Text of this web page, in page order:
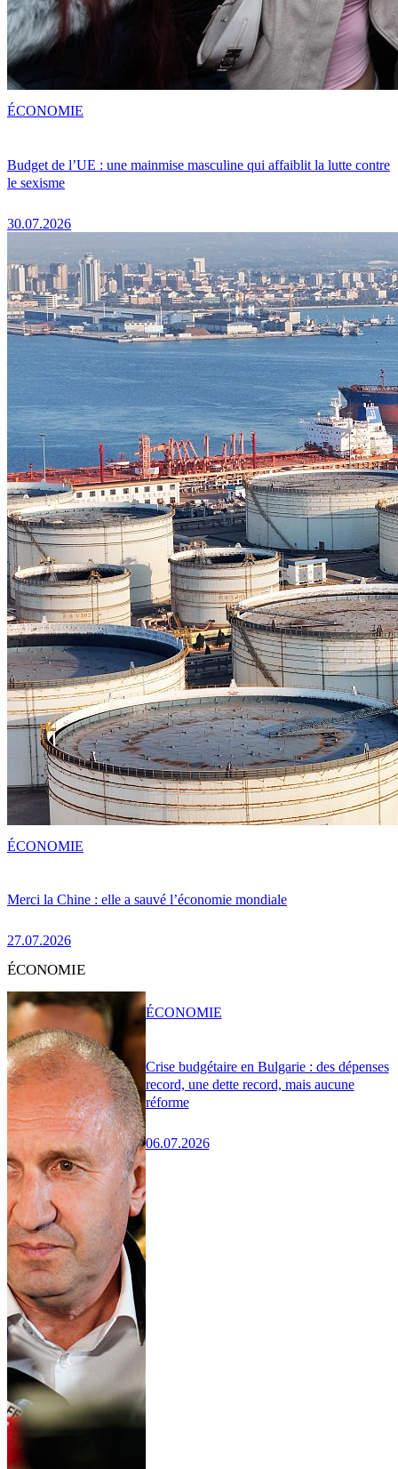
Budget de l’UE : une mainmise masculine qui affaiblit la lutte contre
le sexisme
30.07.2026
ÉCONOMIE
Merci la Chine : elle a sauvé l’économie mondiale
27.07.2026
ÉCONOMIE
ÉCONOMIE
Crise budgétaire en Bulgarie : des dépenses
record, une dette record, mais aucune
réforme
06.07.2026
ÉCONOMIE